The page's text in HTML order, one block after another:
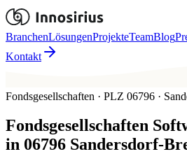
BranchenLösungenProjekteTeamBlog
Kontakt
Fondsgesellschaften · PLZ 06796 ·
Fondsgesellschaften
in 06796 Sandersdorf-